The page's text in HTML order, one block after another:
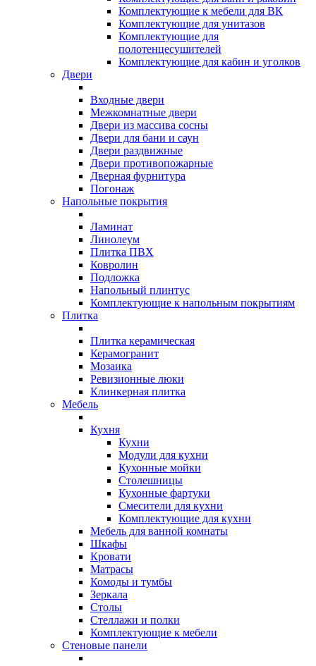
Комплектующие к мебели для ВК
Комплектующие для унитазов
Комплектующие для
полотенцесушителей
Комплектующие для кабин и уголков
Двери
Входные двери
Межкомнатные двери
Двери из массива сосны
Двери для бани и саун
Двери раздвижные
Двери противопожарные
Дверная фурнитура
Погонаж
Напольные покрытия
Ламинат
Линолеум
Плитка ПВХ
Ковролин
Подложка
Напольный плинтус
Комплектующие к напольным покрытиям
Плитка
Плитка керамическая
Керамогранит
Мозаика
Ревизионные люки
Клинкерная плитка
Мебель
Кухня
Кухни
Модули для кухни
Кухонные мойки
Столешницы
Кухонные фартуки
Смесители для кухни
Комплектующие для кухни
Мебель для ванной комнаты
Шкафы
Кровати
Матрасы
Комоды и тумбы
Зеркала
Столы
Стеллажи и полки
Комплектующие к мебели
Стеновые панели